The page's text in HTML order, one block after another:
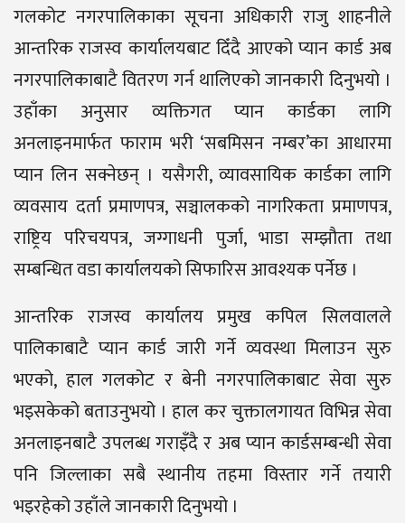
गलकोट नगरपालिकाका सूचना अधिकारी राजु शाहनीले
आन्तरिक राजस्व कार्यालयबाट दिँदै आएको प्यान कार्ड अब
नगरपालिकाबाटै वितरण गर्न थालिएको जानकारी दिनुभयो ।
उहाँका अनुसार व्यक्तिगत प्यान कार्डका लागि
अनलाइनमार्फत फाराम भरी ‘सबमिसन नम्बर’का आधारमा
प्यान लिन सक्नेछन् । यसैगरी, व्यावसायिक कार्डका लागि
व्यवसाय दर्ता प्रमाणपत्र, सञ्चालकको नागरिकता प्रमाणपत्र,
राष्ट्रिय परिचयपत्र, जग्गाधनी पुर्जा, भाडा सम्झौता तथा
सम्बन्धित वडा कार्यालयको सिफारिस आवश्यक पर्नेछ ।
आन्तरिक राजस्व कार्यालय प्रमुख कपिल सिलवालले
पालिकाबाटै प्यान कार्ड जारी गर्ने व्यवस्था मिलाउन सुरु
भएको, हाल गलकोट र बेनी नगरपालिकाबाट सेवा सुरु
भइसकेको बताउनुभयो । हाल कर चुक्तालगायत विभिन्न सेवा
अनलाइनबाटै उपलब्ध गराइँदै र अब प्यान कार्डसम्बन्धी सेवा
पनि जिल्लाका सबै स्थानीय तहमा विस्तार गर्ने तयारी
भइरहेको उहाँले जानकारी दिनुभयो ।